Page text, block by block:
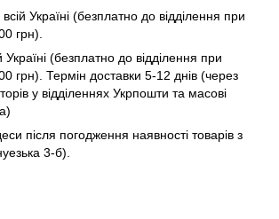
всій Україні (безплатно до відділення при
грн).
Україні (безплатно до відділення при
грн). Термін доставки 5-12 днів (через
у відділеннях Укрпошти та масові
після погодження наявності товарів з
3-б).